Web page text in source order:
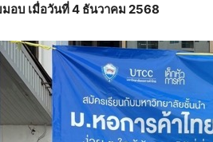
อบ เมื่อวันที่ 4 ธันวาคม 2568